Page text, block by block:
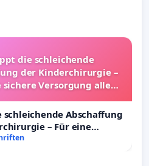
die schleichende
der Kinderchirurgie –
sichere Versorgung aller
schleichende Abschaffung
– Für eine
aller Kinder in